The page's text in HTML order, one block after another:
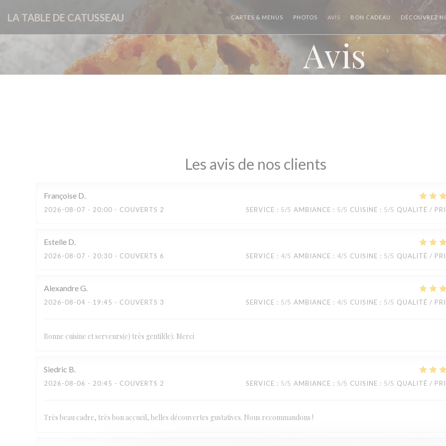
LA TABLE DE CATUSSEAU CARTES & MENUS PHOTOS AVIS BON CADEAU ((OUVRE UNE
DÉCOUVREZ
Avis
Les avis de nos clients
Françoise D
2026-08-07 - 20:00 - COUVERTS 2 SERVICE : 5/5 AMBIANCE : 5/5 CUISINE : 5/5 QUALITÉ /
Estelle D
2026-08-07 - 20:30 - COUVERTS 6 SERVICE : 4/5 AMBIANCE : 4/5 CUISINE : 5/5 QUALITÉ /
AlexandreG
2026-08-04 - 19:45 - COUVERTS 3 SERVICE : 5/5 AMBIANCE : 4/5 CUISINE : 5/5 QUALITÉ /
Bonne cuisine et serveurs(e) très gentil(le). Merci
Siedric B
2026-08-06 - 20:45 - COUVERTS 2 SERVICE : 5/5 AMBIANCE : 5/5 CUISINE : 5/5 QUALITÉ /
Très beau cadre, très bon accueil, belles découvertes gustatives. Nous recommandons !